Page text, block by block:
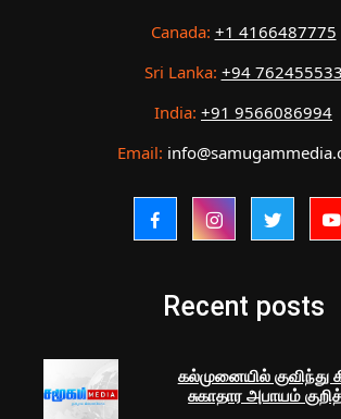
Canada: +1 4166487775
Sri Lanka: +94 762455533
India: +91 9566086994
Email:
Recent posts
கல்முனையில் குவிந்து
சுகாதார அபாயம்